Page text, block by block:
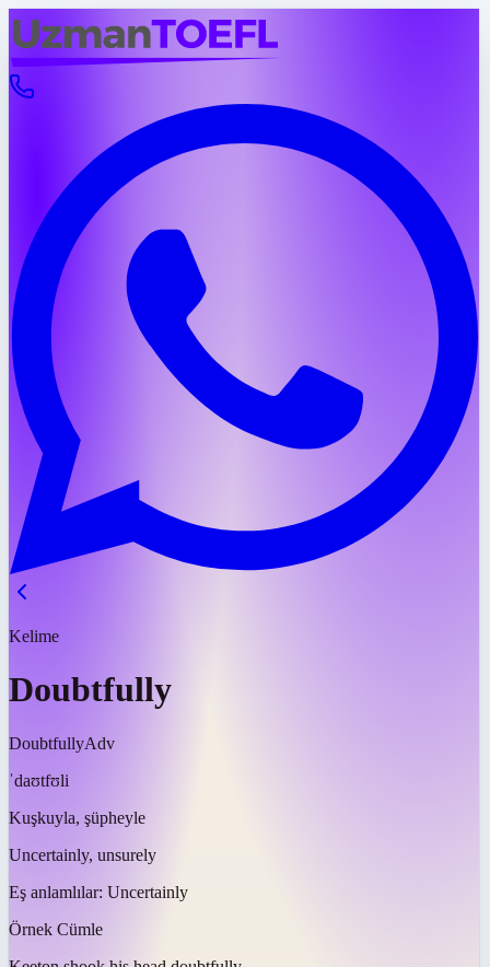
Kelime
Doubtfully
DoubtfullyAdv
ˈdaʊtfʊli
Kuşkuyla, şüpheyle
Uncertainly, unsurely
Eş anlamlılar: Uncertainly
Örnek Cümle